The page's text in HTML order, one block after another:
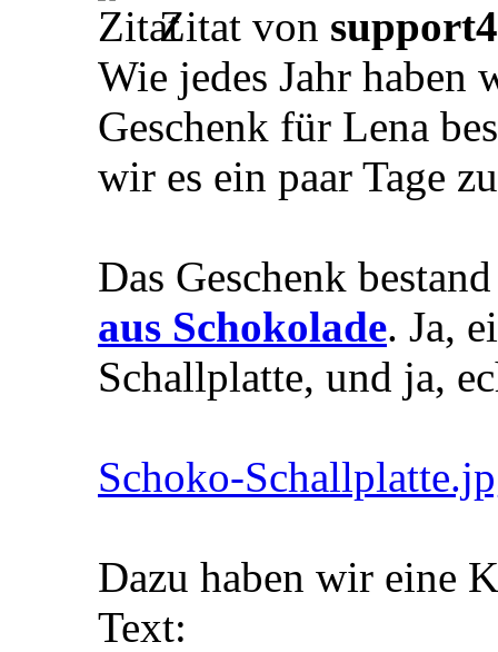
Zitat von
Wie jedes Jahr haben
Geschenk für Lena
wir es ein paar Tage
Das Geschenk
aus Schokolade. Ja,
Schallplatte, und ja,
Schoko-
Dazu haben wir eine
Text: